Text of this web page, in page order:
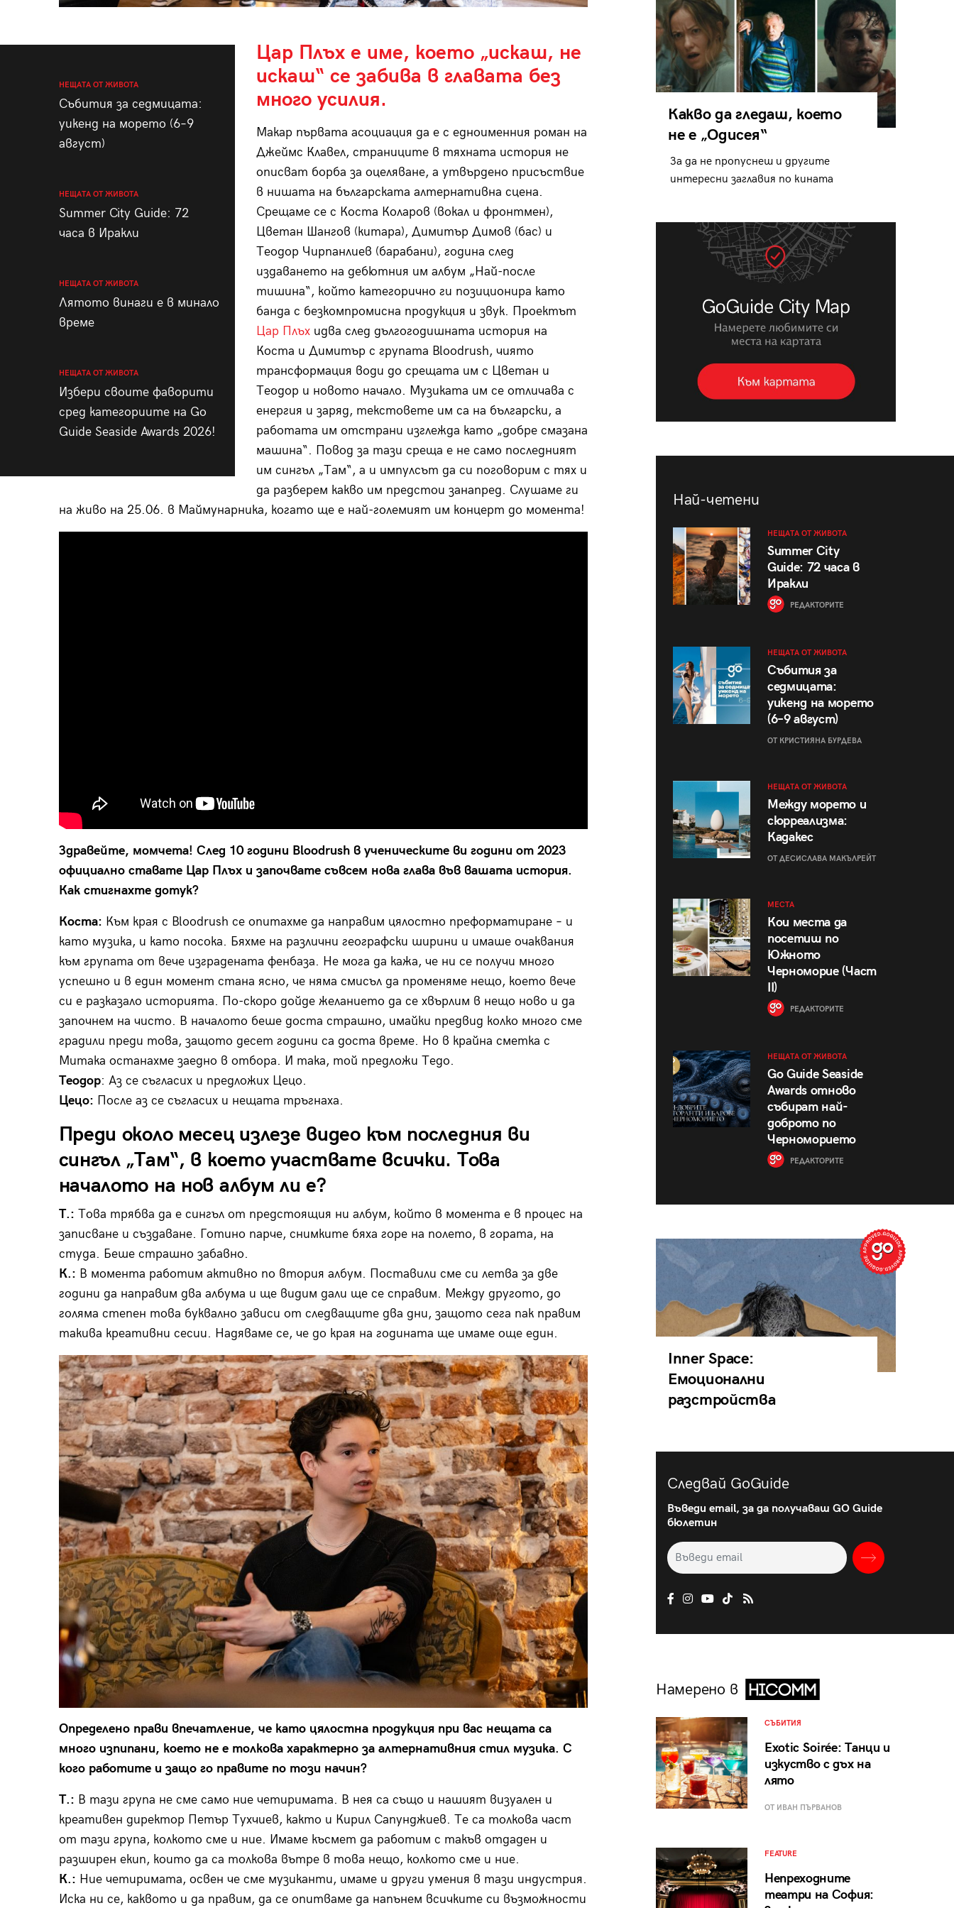
НЕЩАТА ОТ ЖИВОТА
Събития за седмицата:
уикенд на морето (6–9
август)
НЕЩАТА ОТ ЖИВОТА
Summer City Guide: 72
часа в Иракли
НЕЩАТА ОТ ЖИВОТА
Лятото винаги е в минало
време
НЕЩАТА ОТ ЖИВОТА
Избери своите фаворити
сред категориите на Go
Guide Seaside Awards 2026!
Цар Плъх е име, което „искаш, не
искаш“ се забива в главата без
много усилия.
Макар първата асоциация да е с едноименния роман на
Джеймс Клавел, страниците в тяхната история не
описват борба за оцеляване, а утвърдено присъствие
в нишата на българската алтернативна сцена.
Срещаме се с Коста Коларов (вокал и фронтмен),
Цветан Шангов (китара), Димитър Димов (бас) и
Теодор Чирпанлиев (барабани), година след
издаването на дебютния им албум „Най-после
тишина“, който категорично ги позиционира като
банда с безкомпромисна продукция и звук. Проектът
Цар Плъх идва след дългогодишната история на
Коста и Димитър с групата Bloodrush, чиято
трансформация води до срещата им с Цветан и
Теодор и новото начало. Музиката им се отличава с
енергия и заряд, текстовете им са на български, а
работата им отстрани изглежда като „добре смазана
машина“. Повод за тази среща е не само последният
им сингъл „Там“, а и импулсът да си поговорим с тях и
да разберем какво им предстои занапред. Слушаме ги
на живо на 25.06. в Маймунарника, когато ще е най-големият им концерт до момента!
Здравейте, момчета! След 10 години Bloodrush в ученическите ви години от 2023
официално ставате Цар Плъх и започвате съвсем нова глава във вашата история.
Как стигнахте дотук?
Коста: Към края с Bloodrush се опитахме да направим цялостно преформатиране – и
като музика, и като посока. Бяхме на различни географски ширини и имаше очаквания
към групата от вече изградената фенбаза. Не мога да кажа, че ни се получи много
успешно и в един момент стана ясно, че няма смисъл да променяме нещо, което вече
си е разказало историята. По-скоро дойде желанието да се хвърлим в нещо ново и да
започнем на чисто. В началото беше доста страшно, имайки предвид колко много сме
градили преди това, защото десет години са доста време. Но в крайна сметка с
Митака останахме заедно в отбора. И така, той предложи Тедо.
Теодор: Аз се съгласих и предложих Цецо.
Цецо: После аз се съгласих и нещата тръгнаха.
Преди около месец излезе видео към последния ви
сингъл „Там“, в което участвате всички. Това
началото на нов албум ли е?
Т.: Това трябва да е сингъл от предстоящия ни албум, който в момента е в процес на
записване и създаване. Готино парче, снимките бяха горе на полето, в гората, на
студа. Беше страшно забавно.
К.: В момента работим активно по втория албум. Поставили сме си летва за две
години да направим два албума и ще видим дали ще се справим. Между другото, до
голяма степен това буквално зависи от следващите два дни, защото сега пак правим
такива креативни сесии. Надяваме се, че до края на годината ще имаме още един.
Определено прави впечатление, че като цялостна продукция при вас нещата са
много изпипани, което не е толкова характерно за алтернативния стил музика. С
кого работите и защо го правите по този начин?
Т.: В тази група не сме само ние четиримата. В нея са също и нашият визуален и
креативен директор Петър Тухчиев, както и Кирил Сапунджиев. Те са толкова част
от тази група, колкото сме и ние. Имаме късмет да работим с такъв отдаден и
разширен екип, които да са толкова вътре в това нещо, колкото сме и ние.
К.: Ние четиримата, освен че сме музиканти, имаме и други умения в тази индустрия.
Иска ни се, каквото и да правим, да се опитваме да напънем всичките си възможности
Какво да гледаш, което
не е „Одисея“
За да не пропуснеш и другите
интересни заглавия по кината
Най-четени
НЕЩАТА ОТ ЖИВОТА
Summer City
Guide: 72 часа в
Иракли
РЕДАКТОРИТЕ
НЕЩАТА ОТ ЖИВОТА
Събития за
седмицата:
уикенд на морето
(6–9 август)
ОТ КРИСТИЯНА БУРДЕВА
НЕЩАТА ОТ ЖИВОТА
Между морето и
сюрреализма:
Кадакес
ОТ ДЕСИСЛАВА МАКЪЛРЕЙТ
МЕСТА
Кои места да
посетиш по
Южното
Черноморие (Част
II)
РЕДАКТОРИТЕ
НЕЩАТА ОТ ЖИВОТА
Go Guide Seaside
Awards отново
събират най-
доброто по
Черноморието
РЕДАКТОРИТЕ
Inner Space:
Емоционални
разстройства
Следвай GoGuide
Въведи email, за да получаваш GO Guide
бюлетин
Намерено в
СЪБИТИЯ
Exotic Soirée: Танци и
изкуство с дъх на
лято
ОТ ИВАН ПЪРВАНОВ
FEATURE
Непреходните
театри на София: